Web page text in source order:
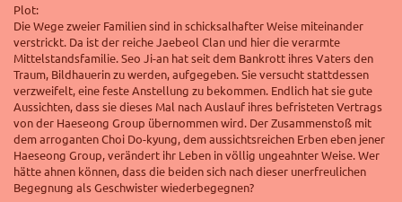
Plot:
Die Wege zweier Familien sind in schicksalhafter Weise miteinander
verstrickt. Da ist der reiche Jaebeol Clan und hier die verarmte
Mittelstandsfamilie. Seo Ji-an hat seit dem Bankrott ihres Vaters den
Traum, Bildhauerin zu werden, aufgegeben. Sie versucht stattdessen
verzweifelt, eine feste Anstellung zu bekommen. Endlich hat sie gute
Aussichten, dass sie dieses Mal nach Auslauf ihres befristeten Vertrags
von der Haeseong Group übernommen wird. Der Zusammenstoß mit
dem arroganten Choi Do-kyung, dem aussichtsreichen Erben eben jener
Haeseong Group, verändert ihr Leben in völlig ungeahnter Weise. Wer
hätte ahnen können, dass die beiden sich nach dieser unerfreulichen
Begegnung als Geschwister wiederbegegnen?